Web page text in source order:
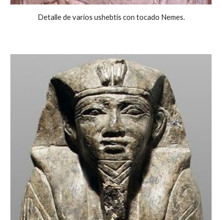
Detalle de varios ushebtis con tocado Nemes.